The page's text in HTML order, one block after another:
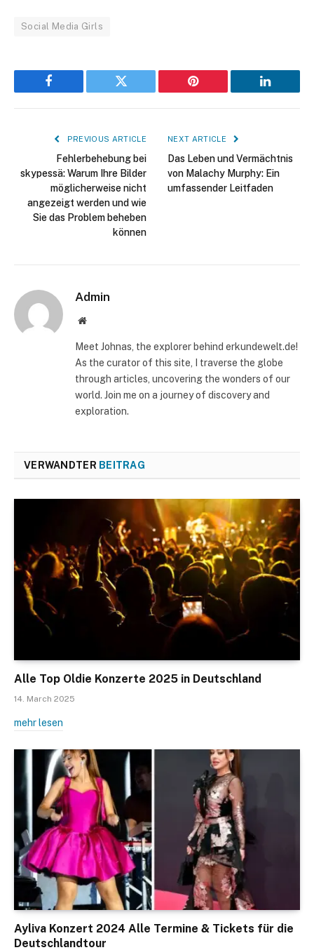
Social Media Girls
Facebook Twitter Pinterest LinkedIn
PREVIOUS ARTICLE
Fehlerbehebung bei
skypessä: Warum Ihre Bilder
möglicherweise nicht
angezeigt werden und wie
Sie das Problem beheben
können
NEXT ARTICLE
Das Leben und Vermächtnis
von Malachy Murphy: Ein
umfassender Leitfaden
Admin
Website
Meet Johnas, the explorer behind erkundewelt.de!
As the curator of this site, I traverse the globe
through articles, uncovering the wonders of our
world. Join me on a journey of discovery and
exploration.
VERWANDTER BEITRAG
Alle Top Oldie Konzerte 2025 in Deutschland
14. March 2025
mehr lesen
Ayliva Konzert 2024 Alle Termine & Tickets für die
Deutschlandtour